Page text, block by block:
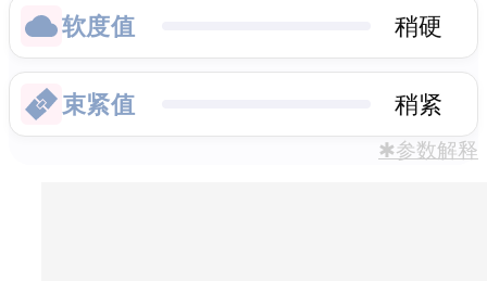
软度值 稍硬
束紧值 稍紧
✱参数解释